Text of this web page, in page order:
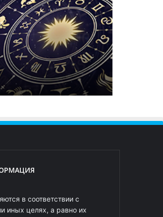
в соответствии с
иных целях, а равно их